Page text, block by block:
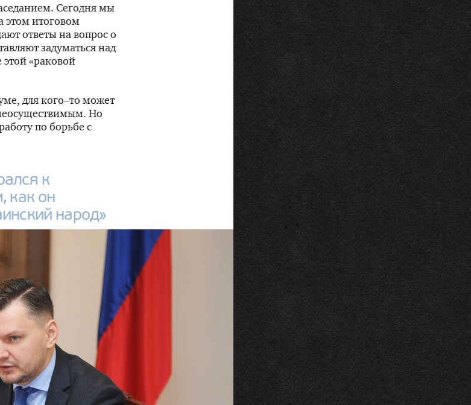
Сегодня мы
этом итоговом
ответы на вопрос о
задуматься над
«раковой
для кого–то может
Но
по борьбе с
к
как он
народ»